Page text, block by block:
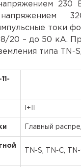
230
токи
8/20 – до 50 кА.
типа TN-
I+II
Главный
TN-S, TN-C,